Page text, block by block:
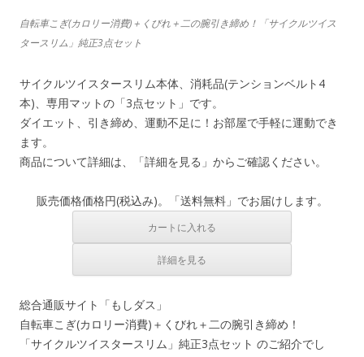
自転車こぎ(カロリー消費)＋くびれ＋二の腕引き締め！「サイクルツイス
タースリム」純正3点セット
サイクルツイスタースリム本体、消耗品(テンションベルト4
本)、専用マットの「3点セット」です。
ダイエット、引き締め、運動不足に！お部屋で手軽に運動でき
ます。
商品について詳細は、「詳細を見る」からご確認ください。
販売価格価格円(税込み)。「送料無料」でお届けします。
総合通販サイト「もしダス」
自転車こぎ(カロリー消費)＋くびれ＋二の腕引き締め！
「サイクルツイスタースリム」純正3点セット のご紹介でし